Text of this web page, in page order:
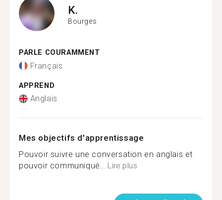
K.
Bourges
PARLE COURAMMENT
Français
APPREND
Anglais
Mes objectifs d'apprentissage
Pouvoir suivre une conversation en anglais et
pouvoir communiqué...Lire plus